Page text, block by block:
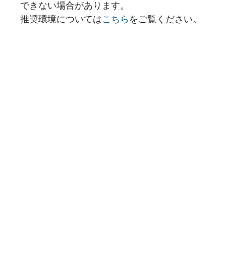
できない場合があります。
推奨環境についてはこちら をご覧ください。